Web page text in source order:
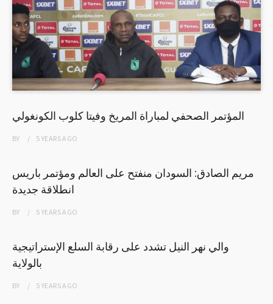
المؤتمر الصحفي لمباراة المريخ وفيتا كلوب الكونغولي
BY 5 YEARSAGO
مريم الصادق: السودان منفتح على العالم ومؤتمر باريس
انطلاقة جديدة
BY 5 YEARSAGO
والي نهر النيل تشدد على رقابة السلع الإستراتيجية
بالولاية
BY 5 YEARSAGO